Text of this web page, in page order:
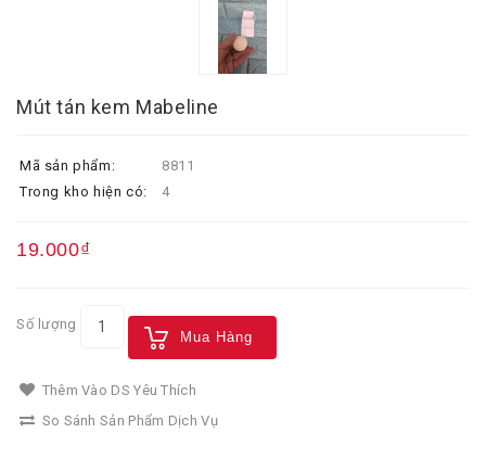
Mút tán kem Mabeline
Mã sản phẩm:
8811
Trong kho hiện có:
4
19.000₫
Số lượng
Mua Hàng
Thêm Vào DS Yêu Thích
So Sánh Sản Phẩm Dịch Vụ